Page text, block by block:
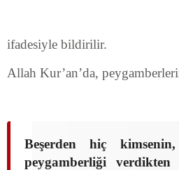
ifadesiyle bildirilir.
Allah Kur’an’da,
Beşerden hiç
peygamberliği